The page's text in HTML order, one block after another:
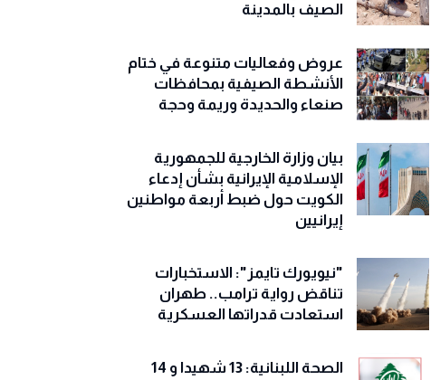
الصيف بالمدينة
عروض وفعاليات متنوعة في ختام
الأنشطة الصيفية بمحافظات
صنعاء والحديدة وريمة وحجة
‏بيان وزارة الخارجية للجمهورية
الإسلامية الإيرانية بشأن إدعاء
الكويت حول ضبط أربعة مواطنين
إيرانيين
"نيويورك تايمز": الاستخبارات
تناقض رواية ترامب.. طهران
استعادت قدراتها العسكرية
الصحة اللبنانية: 13 شهيدا و 14